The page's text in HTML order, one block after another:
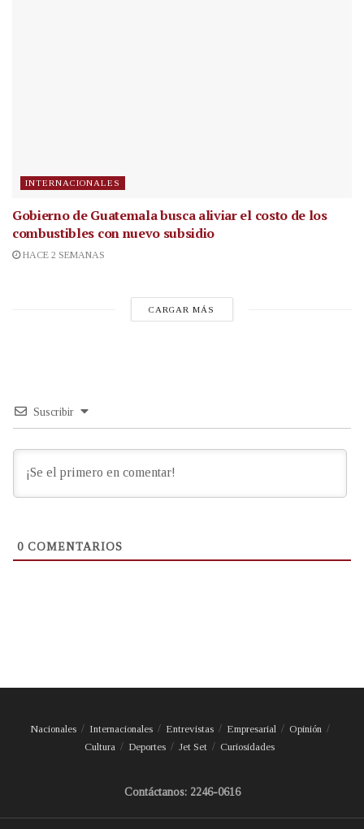
INTERNACIONALES
Gobierno de Guatemala busca aliviar el costo de los
combustibles con nuevo subsidio
HACE 2 SEMANAS
CARGAR MÁS
Suscribir
0 COMENTARIOS
Nacionales Internacionales Entrevistas Empresarial
Opinión
Cultura
Deportes Jet Set Curiosidades
Contáctanos: 2246-0616